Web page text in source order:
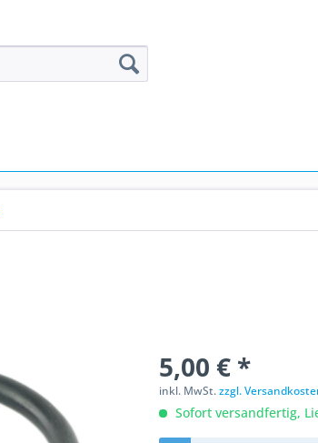
5,00 € *
inkl. MwSt.zzgl.
Sofort versandfertig,